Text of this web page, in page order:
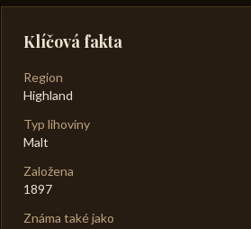
Klíčová fakta
Region
Highland
Typ lihoviny
Malt
Založena
1897
Známa také jako